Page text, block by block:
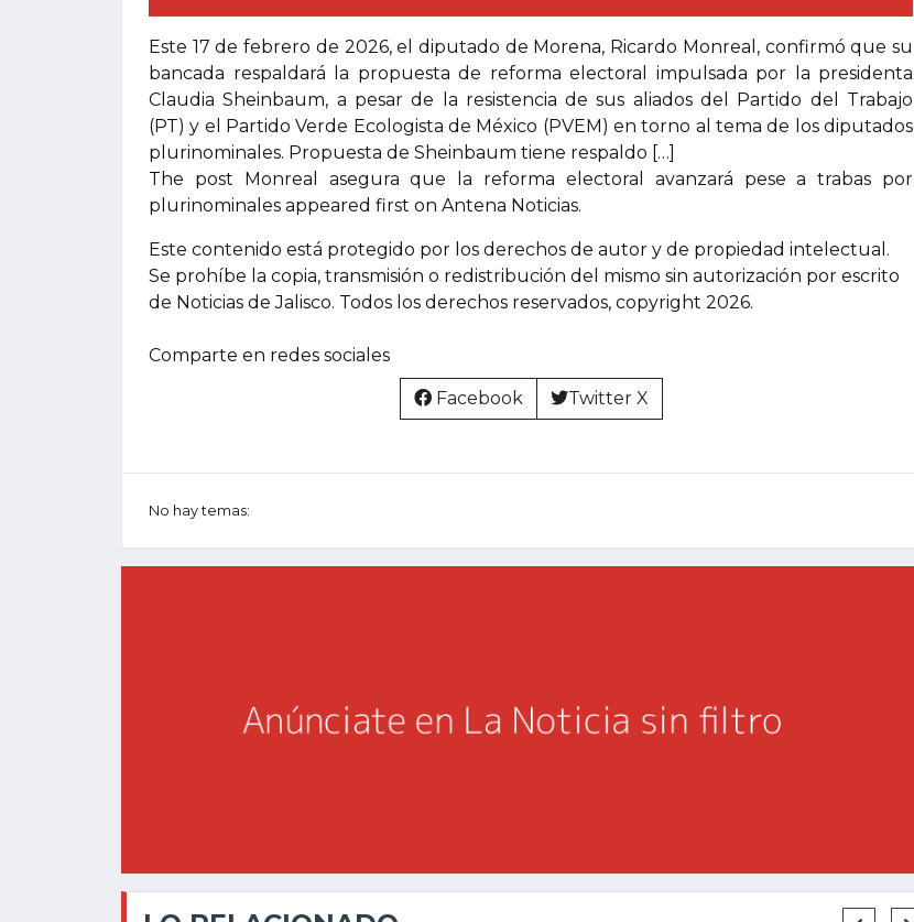
Este 17 de febrero de 2026, el diputado de Morena, Ricardo Monreal, confirmó que su
bancada respaldará la propuesta de reforma electoral impulsada por la presidenta
Claudia Sheinbaum, a pesar de la resistencia de sus aliados del Partido del Trabajo
(PT) y el Partido Verde Ecologista de México (PVEM) en torno al tema de los diputados
plurinominales. Propuesta de Sheinbaum tiene respaldo […]
The post Monreal asegura que la reforma electoral avanzará pese a trabas por
plurinominales appeared first on Antena Noticias.
Este contenido está protegido por los derechos de autor y de propiedad intelectual.
Se prohíbe la copia, transmisión o redistribución del mismo sin autorización por escrito
de Noticias de Jalisco. Todos los derechos reservados, copyright 2026.
Comparte en redes sociales
Facebook Twitter X
No hay temas: